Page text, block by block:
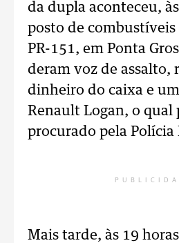
da dupla aconteceu,
posto de combustíveis
PR-151, em Ponta
deram voz de assalto,
dinheiro do caixa e
Renault Logan, o qual
procurado pela
Mais tarde, às 19